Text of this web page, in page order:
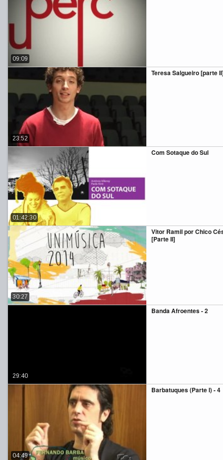
09:09
Teresa Salgueiro [parte
23:52
Com Sotaque do Sul
01:42:30
Vitor Ramil por Chico
[Parte II]
30:27
Banda Afroentes - 2
29:40
Barbatuques (Parte I) - 4
04:49